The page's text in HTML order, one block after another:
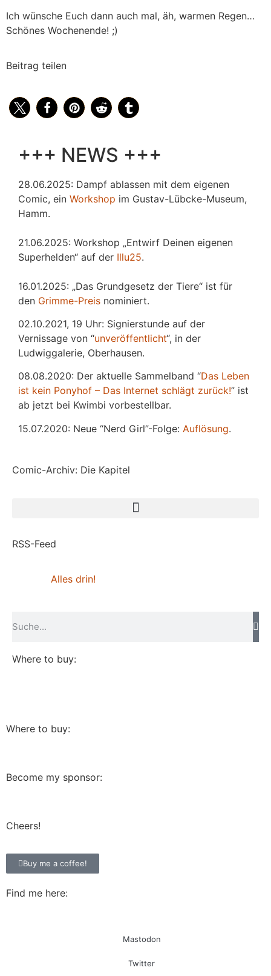
Ich wünsche Euch dann auch mal, äh, warmen Regen…
Schönes Wochenende! ;)
Beitrag teilen
+++ NEWS +++
28.06.2025: Dampf ablassen mit dem eigenen
Comic, ein Workshop im Gustav-Lübcke-Museum,
Hamm.
21.06.2025: Workshop „Entwirf Deinen eigenen
Superhelden“ auf der Illu25.
16.01.2025: „Das Grundgesetz der Tiere“ ist für
den Grimme-Preis nominiert.
02.10.2021, 19 Uhr: Signierstunde auf der
Vernissage von “unveröffentlicht“, in der
Ludwiggalerie, Oberhausen.
08.08.2020: Der aktuelle Sammelband “Das Leben
ist kein Ponyhof – Das Internet schlägt zurück!” ist
ab jetzt bei Kwimbi vorbestellbar.
15.07.2020: Neue “Nerd Girl”-Folge: Auflösung.
Comic-Archiv: Die Kapitel
RSS-Feed
Alles drin!
Where to buy:
Where to buy:
Become my sponsor:
Cheers!
Buy me a coffee!
Find me here:
Mastodon
Twitter